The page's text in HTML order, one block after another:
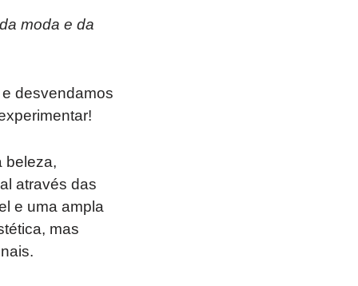
moda e da
desvendamos
beleza,
através das
e uma ampla
mas